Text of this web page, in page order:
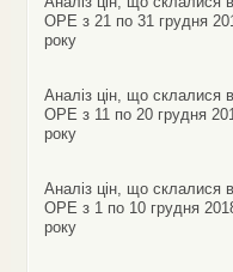
ОРЕ з 21 по 31 грудня
року
Аналіз цін, що склалися в
ОРЕ з 11 по 20 грудня
року
Аналіз цін, що склалися в
ОРЕ з 1 по 10 грудня
року